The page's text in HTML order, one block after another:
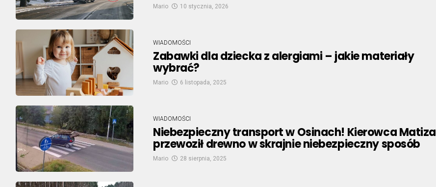
Mario 10 stycznia, 2026
WIADOMOŚCI
Zabawki dla dziecka z alergiami – jakie materiały
wybrać?
Mario 6 listopada, 2025
WIADOMOŚCI
Niebezpieczny transport w Osinach! Kierowca Matiza
przewoził drewno w skrajnie niebezpieczny sposób
Mario 28 sierpnia, 2025